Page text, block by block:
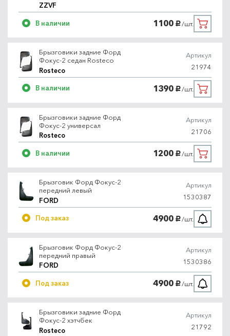
ZZVF
В наличии 1100 руб./шт.
Брызговики задние Форд
Фокус-2 седан Rosteco
Rosteco
Артикул
21974
В наличии 1390 руб./шт.
Брызговики задние Форд
Фокус-2 универсал
Rosteco
Артикул
21706
В наличии 1200 руб./шт.
Брызговик Форд Фокус-2
передний левый
FORD
Артикул
1530387
Под заказ 4900 руб./шт.
Брызговик Форд Фокус-2
передний правый
FORD
Артикул
1530386
Под заказ 4900 руб./шт.
Брызговики задние Форд
Фокус-2 хэтчбек
Rosteco
Артикул
21792